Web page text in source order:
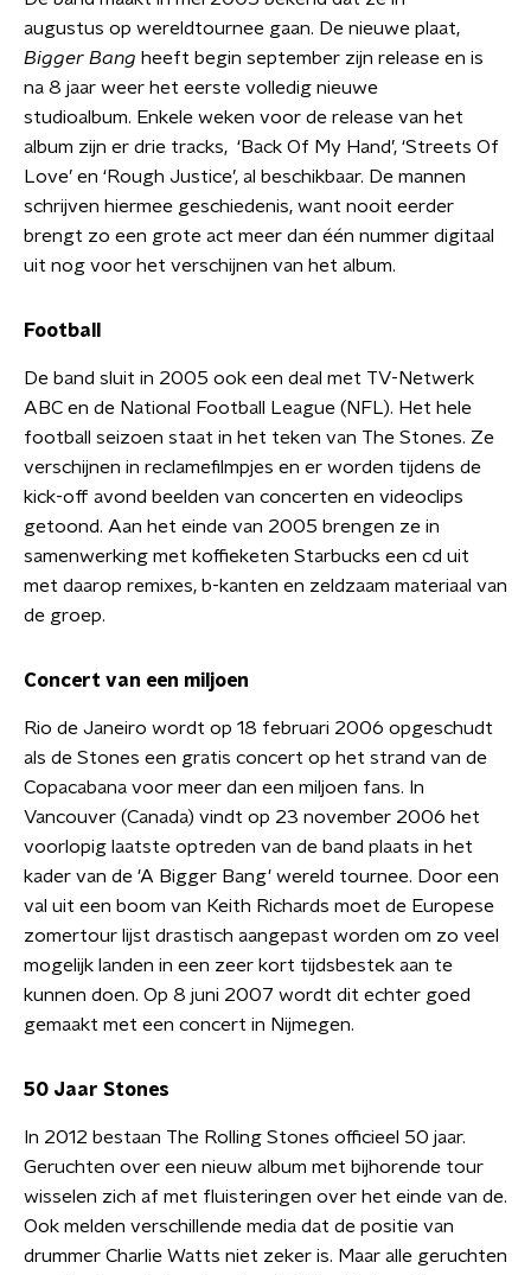
augustus op wereldtournee gaan. De nieuwe plaat,
Bigger Bang heeft begin september zijn release en is
na 8 jaar weer het eerste volledig nieuwe
studioalbum. Enkele weken voor de release van het
album zijn er drie tracks, ‘Back Of My Hand’, ‘Streets Of
Love’ en ‘Rough Justice’, al beschikbaar. De mannen
schrijven hiermee geschiedenis, want nooit eerder
brengt zo een grote act meer dan één nummer digitaal
uit nog voor het verschijnen van het album.
Football
De band sluit in 2005 ook een deal met TV-Netwerk
ABC en de National Football League (NFL). Het hele
football seizoen staat in het teken van The Stones. Ze
verschijnen in reclamefilmpjes en er worden tijdens de
kick-off avond beelden van concerten en videoclips
getoond. Aan het einde van 2005 brengen ze in
samenwerking met koffieketen Starbucks een cd uit
met daarop remixes, b-kanten en zeldzaam materiaal van
de groep.
Concert van een miljoen
Rio de Janeiro wordt op 18 februari 2006 opgeschudt
als de Stones een gratis concert op het strand van de
Copacabana voor meer dan een miljoen fans. In
Vancouver (Canada) vindt op 23 november 2006 het
voorlopig laatste optreden van de band plaats in het
kader van de 'A Bigger Bang' wereld tournee. Door een
val uit een boom van Keith Richards moet de Europese
zomertour lijst drastisch aangepast worden om zo veel
mogelijk landen in een zeer kort tijdsbestek aan te
kunnen doen. Op 8 juni 2007 wordt dit echter goed
gemaakt met een concert in Nijmegen.
50 Jaar Stones
In 2012 bestaan The Rolling Stones officieel 50 jaar.
Geruchten over een nieuw album met bijhorende tour
wisselen zich af met fluisteringen over het einde van de.
Ook melden verschillende media dat de positie van
drummer Charlie Watts niet zeker is. Maar alle geruchten